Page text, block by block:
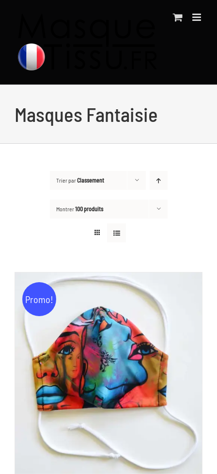
Masques Fantaisie
Trier parClassement
Montrer100 produits
Promo!
AJOUTER AU PANIER / DÉTAILS